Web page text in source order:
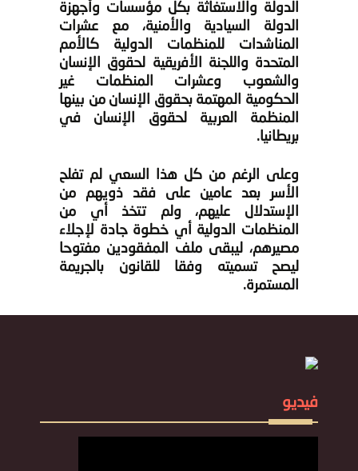
الدولة والاستغاثة بكل مؤسسات وأجهزة
الدولة السيادية والأمنية، مع عشرات
المناشدات للمنظمات الدولية كالأمم
المتحدة واللجنة الأفريقية لحقوق الإنسان
والشعوب وعشرات المنظمات غير
الحكومية المهتمة بحقوق الإنسان من بينها
المنظمة العربية لحقوق الإنسان في
بريطانيا.
وعلى الرغم من كل هذا السعي لم تفلح
الأسر بعد عامين على فقد ذويهم من
الإستدلال عليهم، ولم تتخذ أي من
المنظمات الدولية أي خطوة جادة لإجلاء
مصيرهم، ليبقى ملف المفقودين مفتوحا
ليصح تسميته وفقا للقانون بالجريمة
المستمرة.
فيديو